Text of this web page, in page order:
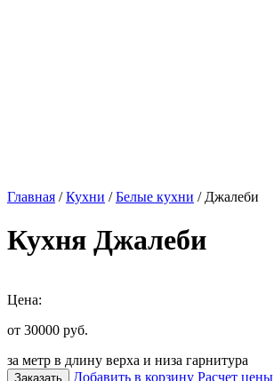
Главная /Кухни /Белые кухни / Джалеби
Кухня Джалеби
Цена:
от 30000 руб.
за метр в длину верха и низа гарнитура
Заказать Добавить в корзину Расчет цены